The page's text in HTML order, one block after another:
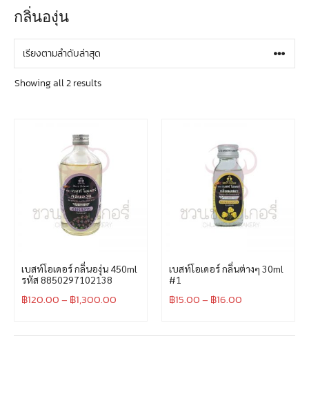
กลิ่นองุ่น
Showing all 2 results
เบสท์โอเดอร์ กลิ่นองุ่น 450ml
รหัส 8850297102138
฿120.00– ฿1,300.00
เบสท์โอเดอร์ กลิ่นต่างๆ 30ml
#1
฿15.00– ฿16.00